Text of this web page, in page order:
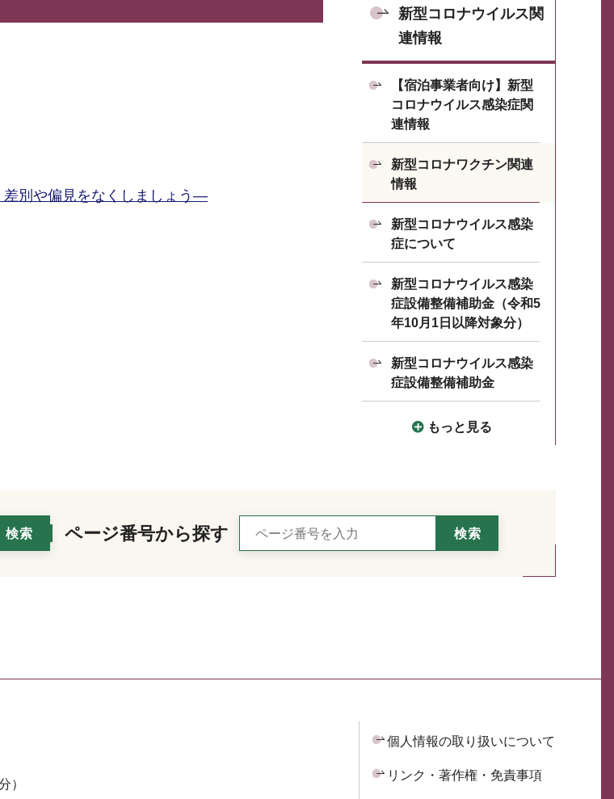
別や偏見をなくしましょう―
新型コロナウイルス関
連情報
【宿泊事業者向け】新型
コロナウイルス感染症関
連情報
新型コロナワクチン関連
情報
新型コロナウイルス感染
症について
新型コロナウイルス感染
症設備整備補助金（令和5
年10月1日以降対象分）
新型コロナウイルス感染
症設備整備補助金
もっと見る
ページ番号から探す
）
個人情報の取り扱いについて
リンク・著作権・免責事項